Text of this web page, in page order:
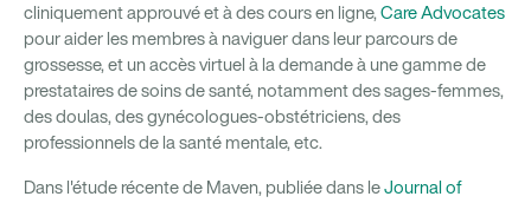
cliniquement approuvé et à des cours en ligne, Care Advocates
pour aider les membres à naviguer dans leur parcours de
grossesse, et un accès virtuel à la demande à une gamme de
prestataires de soins de santé, notamment des sages-femmes,
des doulas, des gynécologues-obstétriciens, des
professionnels de la santé mentale, etc.
Dans l'étude récente de Maven, publiée dans leJournal of